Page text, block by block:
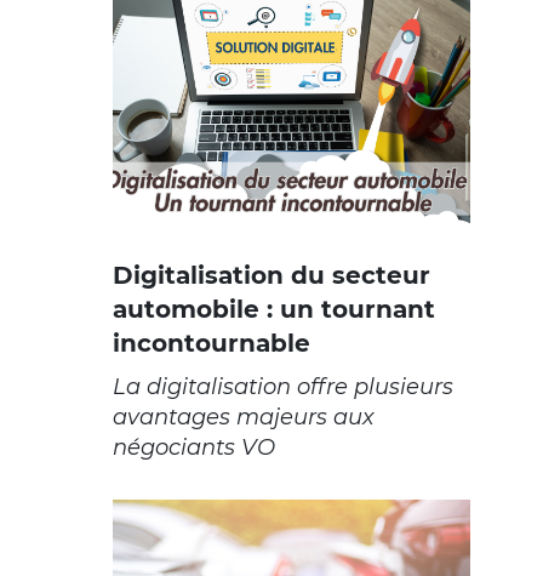
Digitalisation du secteur
automobile : un tournant
incontournable
La digitalisation offre plusieurs
avantages majeurs aux
négociants VO